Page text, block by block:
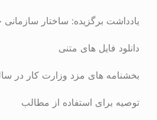
یادداشت برگزیده: ساختار
دانلود فایل های متنی
بخشنامه های مزد وزارت کار در
توصیه برای استفاده از مطالب